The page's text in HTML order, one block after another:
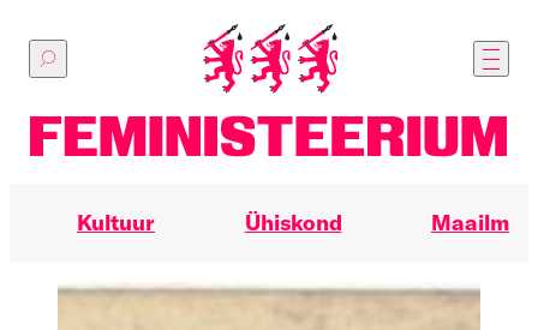
sisu
juurde
Kultuur Ühiskond Maailm